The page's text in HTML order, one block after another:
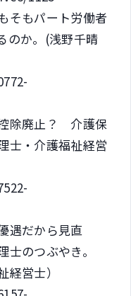
そもパート労働者
のか。(浅野千晴
除廃止？ 介護保
・介護福祉経営
遇だから見直
のつぶやき。
営士）